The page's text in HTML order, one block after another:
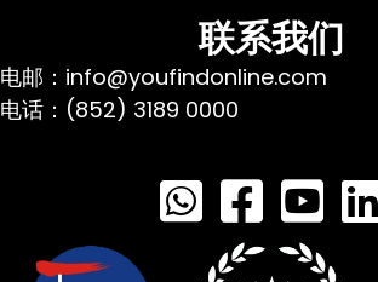
联系我们
电邮：info@youfindonline.com
电话：(852) 3189 0000